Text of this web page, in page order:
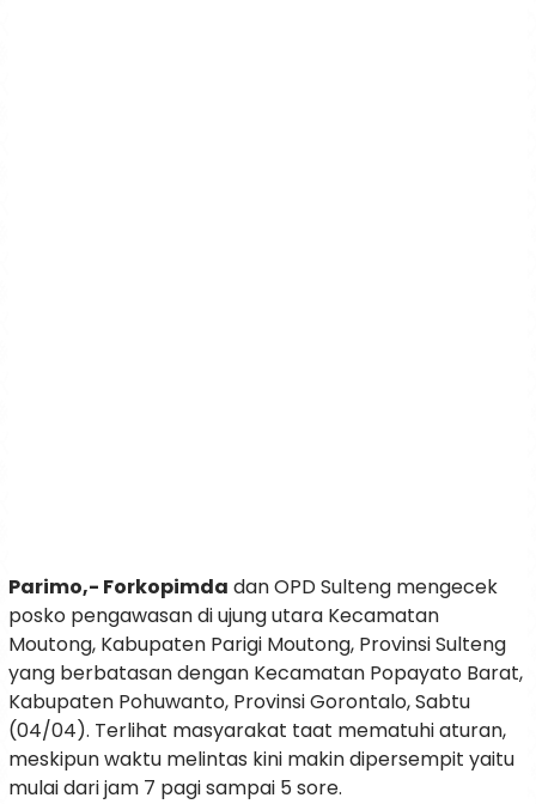
Parimo,- Forkopimda dan OPD Sulteng mengecek
posko pengawasan di ujung utara Kecamatan
Moutong, Kabupaten Parigi Moutong, Provinsi Sulteng
yang berbatasan dengan Kecamatan Popayato Barat,
Kabupaten Pohuwanto, Provinsi Gorontalo, Sabtu
(04/04). Terlihat masyarakat taat mematuhi aturan,
meskipun waktu melintas kini makin dipersempit yaitu
mulai dari jam 7 pagi sampai 5 sore.